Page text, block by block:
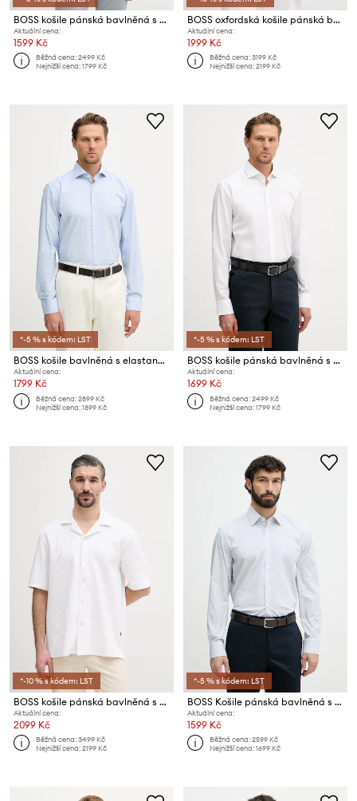
BOSS košile pánská bavlněná s elastanem JOE
Aktuální cena:
1599 Kč
Běžná cena:2499 Kč
Nejnižší cena:1799 Kč
BOSS oxfordská košile pánská bavlněná ROAN
Aktuální cena:
1999 Kč
Běžná cena:3199 Kč
Nejnižší cena:2199 Kč
*-5 % s kódem: LST
BOSS košile bavlněná s elastanem HANK
Aktuální cena:
1799 Kč
Běžná cena:2899 Kč
Nejnižší cena:1899 Kč
*-5 % s kódem: LST
BOSS košile pánská bavlněná s elastanem HANK
Aktuální cena:
1699 Kč
Běžná cena:2499 Kč
Nejnižší cena:1799 Kč
*-10 % s kódem: LST
BOSS košile pánská bavlněná s elastanem LARS
Aktuální cena:
2099 Kč
Běžná cena:3499 Kč
Nejnižší cena:2199 Kč
*-5 % s kódem: LST
BOSS Košile pánská bavlněná s elastanem JOE
Aktuální cena:
1599 Kč
Běžná cena:2599 Kč
Nejnižší cena:1699 Kč